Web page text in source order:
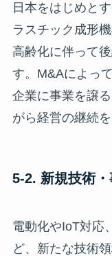
日本をはじめと
ラスチック成形
高齢化に伴って
す。M&Aによっ
企業に事業を譲
がら経営の継続
5-2. 新規技術
電動化やIoT対応
ど、新たな技術